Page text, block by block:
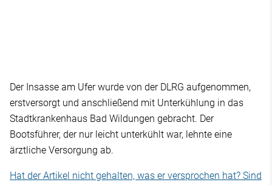
Der Insasse am Ufer wurde von der DLRG aufgenommen,
erstversorgt und anschließend mit Unterkühlung in das
Stadtkrankenhaus Bad Wildungen gebracht. Der
Bootsführer, der nur leicht unterkühlt war, lehnte eine
ärztliche Versorgung ab.
Hat der Artikel nicht gehalten, was er versprochen hat? Sind